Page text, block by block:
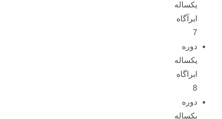
یکساله
ابرآگاه
7
دوره
یکساله
ابراگاه
8
دوره
یکساله